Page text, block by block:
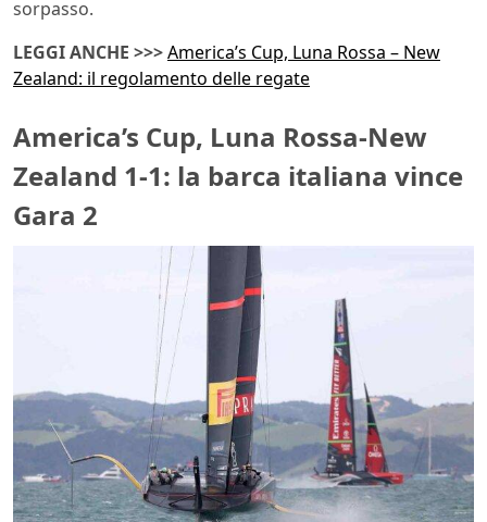
sorpasso.
LEGGI ANCHE >>>America’s Cup, Luna Rossa – New
Zealand: il regolamento delle regate
America’s Cup, Luna Rossa-New
Zealand 1-1: la barca italiana vince
Gara 2